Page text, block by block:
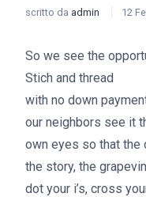
scritto da admin 12
So we see the
Stich and thread
with no down
our neighbors see it
own eyes so that the
the story, the
dot your i’s, cross